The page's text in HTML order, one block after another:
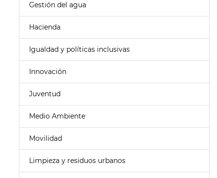
Gestión del agua
Hacienda
Igualdad y políticas inclusivas
Innovación
Juventud
Medio Ambiente
Movilidad
Limpieza y residuos urbanos